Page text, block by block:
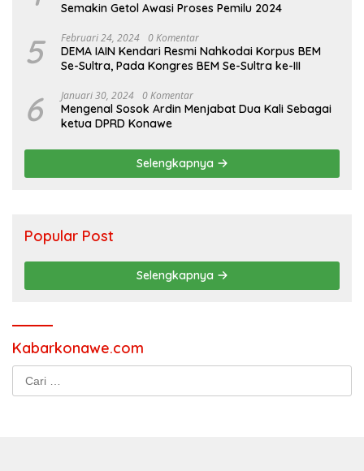
Semakin Getol Awasi Proses Pemilu 2024
5 Februari 24, 2024 0 Komentar
DEMA IAIN Kendari Resmi Nahkodai Korpus BEM
Se-Sultra, Pada Kongres BEM Se-Sultra ke-III
6 Januari 30, 2024 0 Komentar
Mengenal Sosok Ardin Menjabat Dua Kali Sebagai
ketua DPRD Konawe
Selengkapnya
Popular Post
Selengkapnya
Kabarkonawe.com
Cari
untuk: